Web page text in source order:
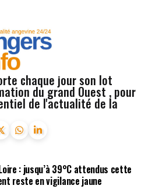
chaque jour son lot
du grand Ouest , pour
de l'actualité de la
: jusqu’à 39°C attendus cette
reste en vigilance jaune